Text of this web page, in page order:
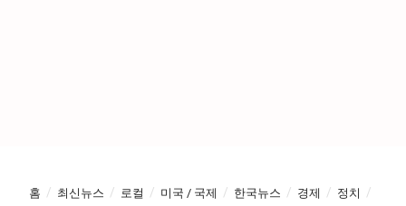
홈 최신뉴스 로컬 미국 / 국제 한국뉴스 경제
정치